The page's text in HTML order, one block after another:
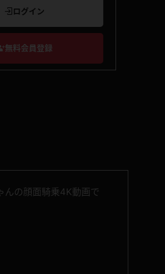
ログイン
無料会員登録
んの顔面騎乗4K動画で